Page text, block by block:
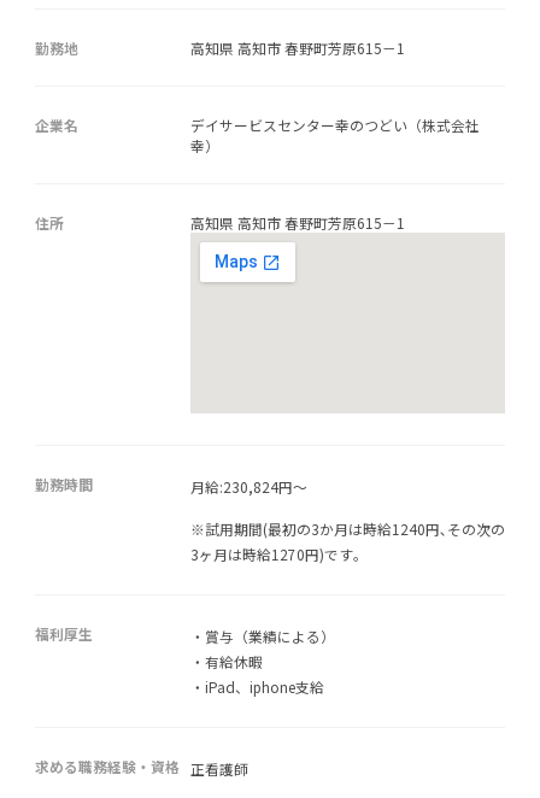
勤務地 高知県 高知市 春野町芳原615－1
企業名
デイサービスセンター幸のつどい（株式会社
幸）
住所 高知県 高知市 春野町芳原615－1
勤務時間 月給:230,824円～
※試用期間(最初の3か月は時給1240円､その次の
3ヶ月は時給1270円)です｡
福利厚生
・賞与（業績による）
・有給休暇
・iPad、iphone支給
求める職務経験・資格 正看護師